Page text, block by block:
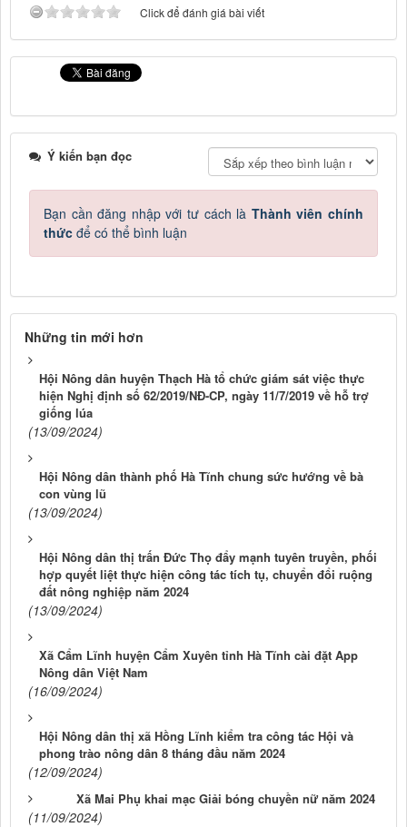
Click để đánh giá bài viết
Ý kiến bạn đọc
Bạn cần đăng nhập với tư cách là Thành viên chính
thức để có thể bình luận
Những tin mới hơn
Hội Nông dân huyện Thạch Hà tổ chức giám sát việc thực
hiện Nghị định số 62/2019/NĐ-CP, ngày 11/7/2019 về hỗ trợ
giống lúa
(13/09/2024)
Hội Nông dân thành phố Hà Tĩnh chung sức hướng về bà
con vùng lũ
(13/09/2024)
Hội Nông dân thị trấn Đức Thọ đẩy mạnh tuyên truyền, phối
hợp quyết liệt thực hiện công tác tích tụ, chuyển đổi ruộng
đất nông nghiệp năm 2024
(13/09/2024)
Xã Cẩm Lĩnh huyện Cẩm Xuyên tỉnh Hà Tĩnh cài đặt App
Nông dân Việt Nam
(16/09/2024)
Hội Nông dân thị xã Hồng Lĩnh kiểm tra công tác Hội và
phong trào nông dân 8 tháng đầu năm 2024
(12/09/2024)
Xã Mai Phụ khai mạc Giải bóng chuyền nữ năm 2024
(11/09/2024)